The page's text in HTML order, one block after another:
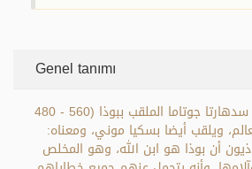
Genel tanımı
البوذية: ديانة أسسها سدهارتا جوتاما الملقب ببوذا (560 - 480
ويلقب أيضا بسكيا موني، ومعناه:
أن بوذا هو ابن الله، وهو المخلص